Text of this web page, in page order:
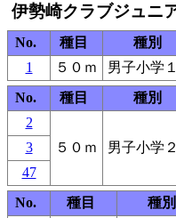
伊勢崎クラブジュニ
No. 種目 種別
1
５０ｍ 男子小学
No.
種目 種別
2
５０ｍ
男子小学
3
47
No.
種目 種別